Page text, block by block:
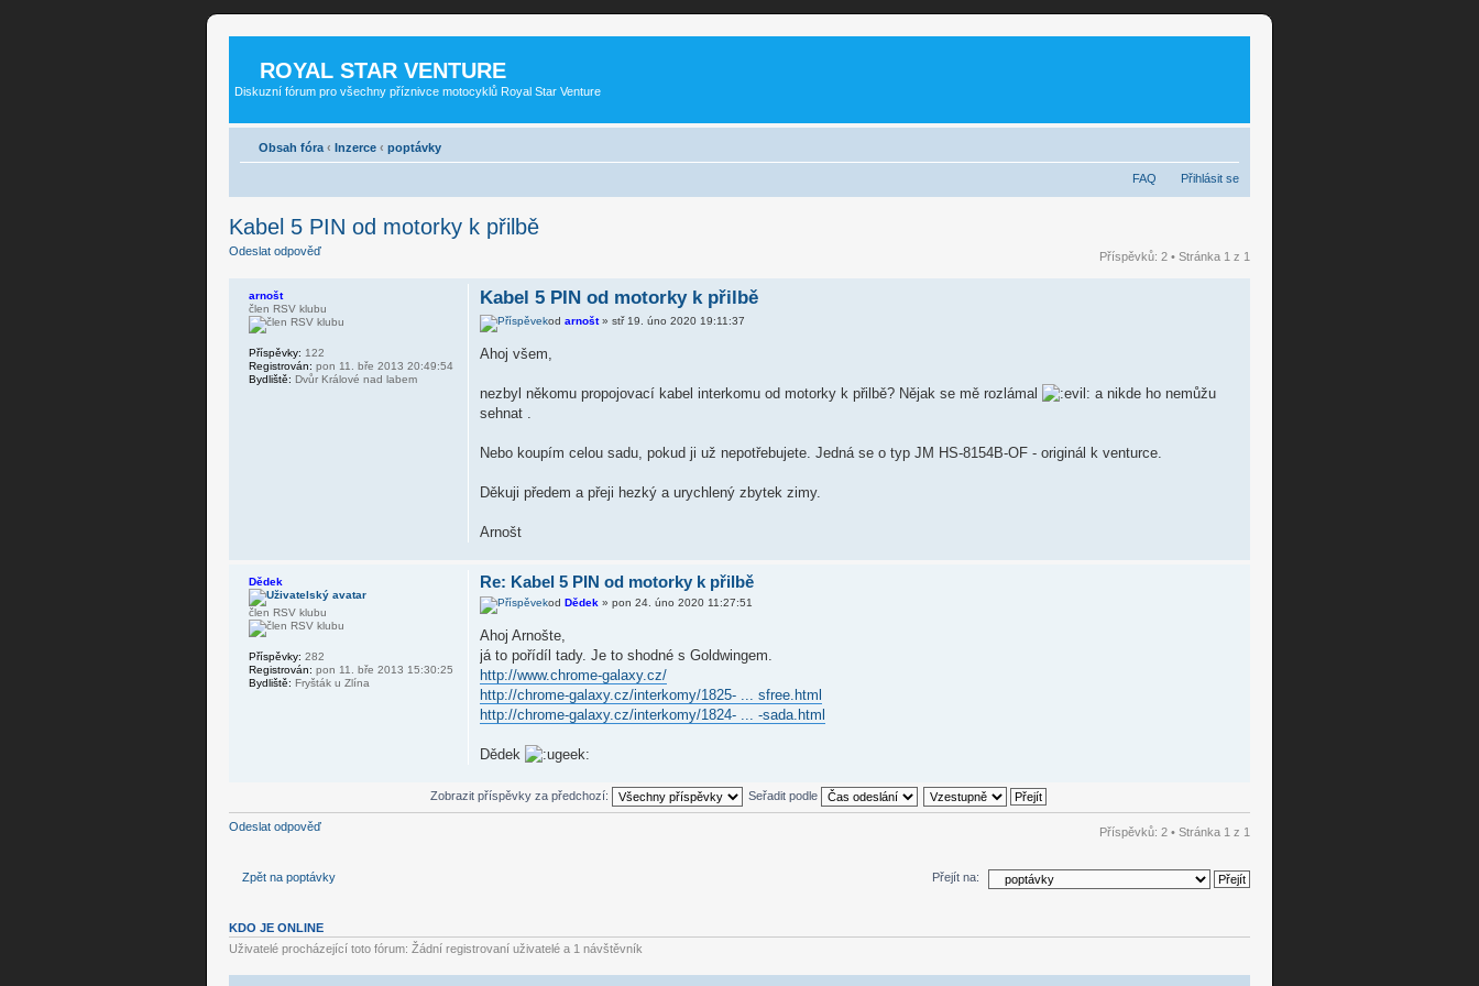
ROYAL STAR VENTURE
Diskuzní fórum pro všechny příznivce motocyklů Royal Star Venture
Obsah fóra ‹ Inzerce ‹ poptávky
FAQ Přihlásit se
Kabel 5 PIN od motorky k přilbě
Odeslat odpověď Příspěvků: 2 • Stránka 1 z 1
Kabel 5 PIN od motorky k přilbě
od arnošt» stř 19. úno 2020 19:11:37
Ahoj všem,
nezbyl někomu propojovací kabel interkomu od motorky k přilbě? Nějak se mě rozlámal
a nikde ho nemůžu
sehnat .
Nebo koupím celou sadu, pokud ji už nepotřebujete. Jedná se o typ JM HS-8154B-OF - originál k venturce.
Děkuji předem a přeji hezký a urychlený zbytek zimy.
Arnošt
arnošt
člen RSV klubu
Příspěvky: 122
Registrován: pon 11. bře 2013 20:49:54
Bydliště: Dvůr Králové nad labem
Re: Kabel 5 PIN od motorky k přilbě
od Dědek» pon 24. úno 2020 11:27:51
Ahoj Arnošte,
já to pořídíl tady. Je to shodné s Goldwingem.
http://www.chrome-galaxy.cz/
http://chrome-galaxy.cz/interkomy/1825- ... sfree.html
http://chrome-galaxy.cz/interkomy/1824- ... -sada.html
Dědek
Dědek
člen RSV klubu
Příspěvky: 282
Registrován: pon 11. bře 2013 15:30:25
Bydliště: Fryšták u Zlína
Zobrazit příspěvky za předchozí: Seřadit podle
Odeslat odpověď Příspěvků: 2 • Stránka 1 z 1
Zpět na poptávky Přejít na:
KDO JE ONLINE
Uživatelé procházející toto fórum: Žádní registrovaní uživatelé a 1 návštěvník